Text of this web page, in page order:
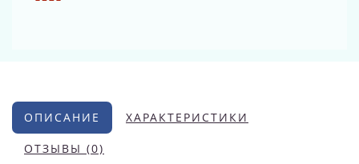
ОПИСАНИЕ ХАРАКТЕРИСТИКИ
ОТЗЫВЫ (0)